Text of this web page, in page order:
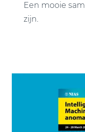
Een mooie
zijn.